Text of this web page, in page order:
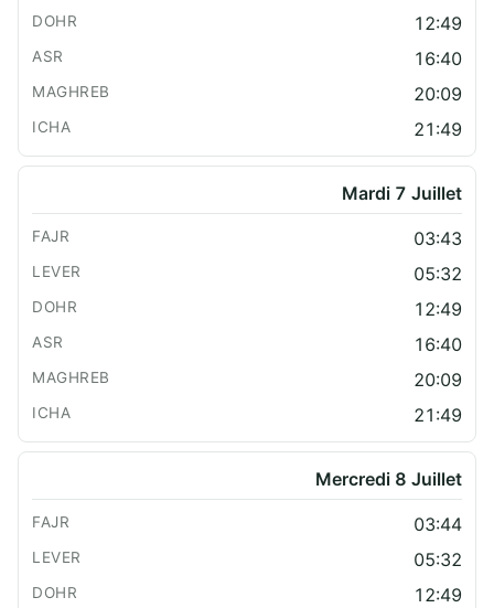
12:49
16:40
20:09
21:49
Mardi 7 Juillet
03:43
05:32
12:49
16:40
20:09
21:49
Mercredi 8 Juillet
03:44
05:32
12:49